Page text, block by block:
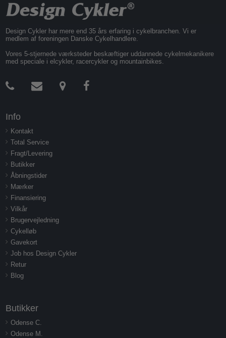
Design Cykler har mere end 35 års erfaring i cykelbranchen. Vi er
medlem af foreningen Danske Cykelhandlere.
Vores 5-stjernede værksteder beskæftiger uddannede cykelmekanikere
med speciale i elcykler, racercykler og mountainbikes.
Info
Kontakt
Total Service
Fragt/Levering
Butikker
Åbningstider
Mærker
Finansiering
Vilkår
Brugervejledning
Cykelløb
Gavekort
Job hos Design Cykler
Retur
Blog
Butikker
Odense C.
Odense M.